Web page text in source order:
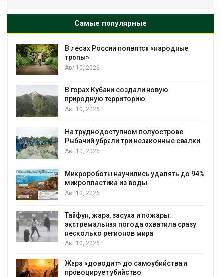
Самые популярные
В лесах России появятся «народные
тропы»
Авг 10, 2026
В горах Кубани создали новую
природную территорию
Авг 10, 2026
На труднодоступном полуострове
Рыбачий убрали три незаконные свалки
Авг 10, 2026
Микророботы научились удалять до 94%
микропластика из воды
Авг 10, 2026
Тайфун, жара, засуха и пожары:
экстремальная погода охватила сразу
несколько регионов мира
Авг 10, 2026
Жара «доводит» до самоубийства и
провоцирует убийство